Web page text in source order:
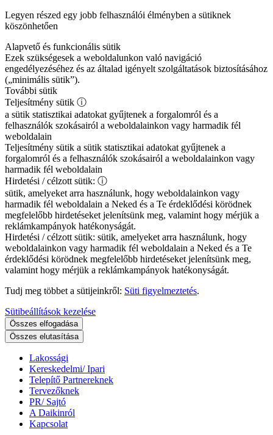
Legyen részed egy jobb felhasználói élményben a sütiknek
köszönhetően
Alapvető és funkcionális sütik
Ezek szükségesek a weboldalunkon való navigáció
engedélyezéséhez és az általad igényelt szolgáltatások biztosításához
(„minimális sütik”).
További sütik
Teljesítmény sütik ⓘ
a sütik statisztikai adatokat gyűjtenek a forgalomról és a
felhasználók szokásairól a weboldalainkon vagy harmadik fél
weboldalain
Teljesítmény sütik a sütik statisztikai adatokat gyűjtenek a
forgalomról és a felhasználók szokásairól a weboldalainkon vagy
harmadik fél weboldalain
Hirdetési / célzott sütik: ⓘ
sütik, amelyeket arra használunk, hogy weboldalainkon vagy
harmadik fél weboldalain a Neked és a Te érdeklődési körödnek
megfelelőbb hirdetéseket jelenítsünk meg, valamint hogy mérjük a
reklámkampányok hatékonyságát.
Hirdetési / célzott sütik: sütik, amelyeket arra használunk, hogy
weboldalainkon vagy harmadik fél weboldalain a Neked és a Te
érdeklődési körödnek megfelelőbb hirdetéseket jelenítsünk meg,
valamint hogy mérjük a reklámkampányok hatékonyságát.
Tudj meg többet a sütijeinkről: Süti figyelmeztetés.
Sütibeállítások kezelése
Összes elfogadása
Összes elutasítása
Lakossági
Kereskedelmi/ Ipari
Telepítő Partnereknek
Tervezőknek
PR/ Sajtó
A Daikinról
Kapcsolat